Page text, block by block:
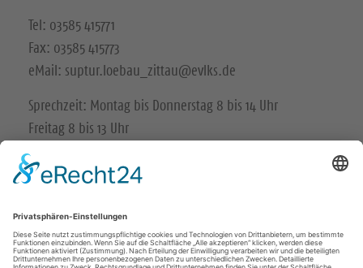
Tel: 03585 415771
Fax: 03585 415773
eMail: suptur.loebau_zittau@evlks.de
Sprechzeit: Montag bis Donnerstag 8 bis 14 Uhr
Freitag 8 bis 13 Uhr